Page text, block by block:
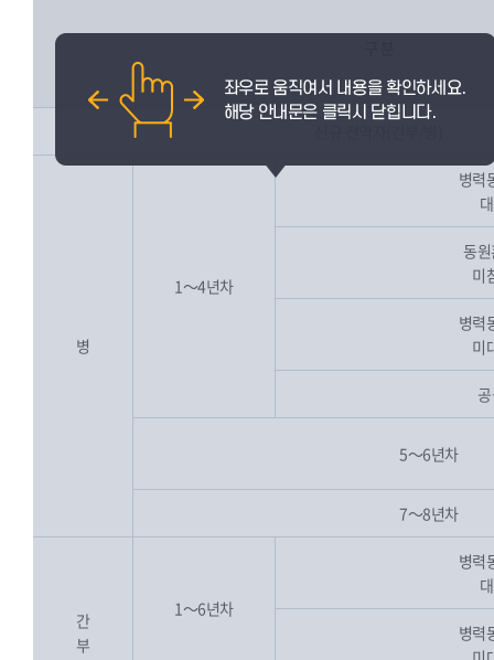
병
1～4년차
병력
동
미
병력
미
5～6년차
7～8년차
간
부
1～6년차
병력
병력